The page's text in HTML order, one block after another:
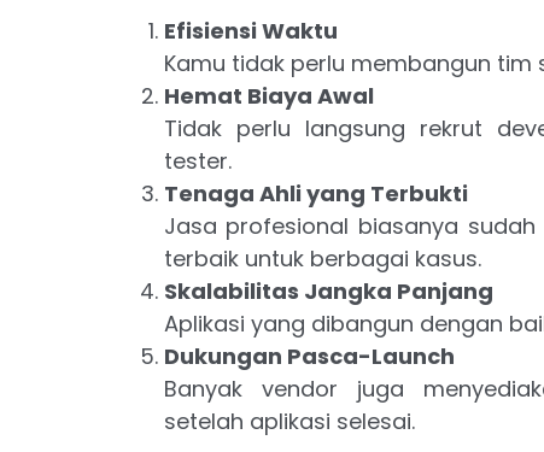
Efisiensi Waktu
Kamu tidak perlu membangun tim
Hemat Biaya Awal
Tidak perlu langsung rekrut
tester.
Tenaga Ahli yang Terbukti
Jasa profesional biasanya
terbaik untuk berbagai kasus.
Skalabilitas Jangka Panjang
Aplikasi yang dibangun dengan
Dukungan Pasca-Launch
Banyak vendor juga
setelah aplikasi selesai.